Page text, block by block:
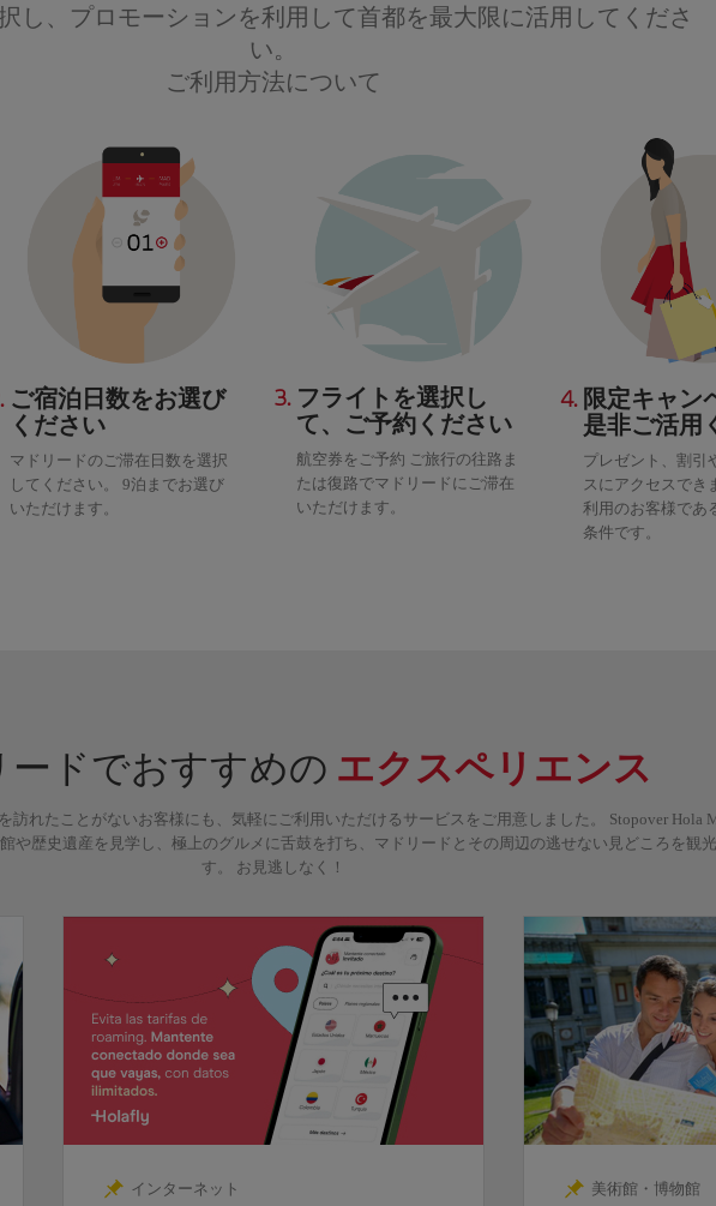
し、プロモーションを利用して首都を最大限に活用してくださ
い。
ご利用方法について
ご宿泊日数をお選び
ください
マドリードのご滞在日数を選択
してください。 9泊までお選び
いただけます。
3. フライトを選択し
て、ご予約ください
航空券をご予約 ご旅行の往路ま
たは復路でマドリードにご滞在
いただけます。
4. 限定キャン
是非ご活用
プレゼント、割引
スにアクセスでき
利用のお客様であ
条件です。
ードでおすすめの エクスペリエンス
訪れたことがないお客様にも、気軽にご利用いただけるサービスをご用意しました。 Stopover Hola
や歴史遺産を見学し、極上のグルメに舌鼓を打ち、マドリードとその周辺の逃せない見どころを観
す。 お見逃しなく！
インターネット 美術館・博物館